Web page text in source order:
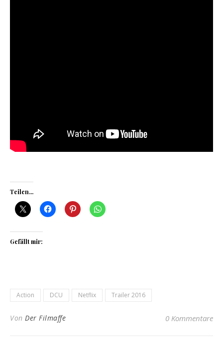
Teilen...
Gefällt mir:
Action DCU Netflix Trailer 2016
Von Der Filmaffe 0 Kommentare